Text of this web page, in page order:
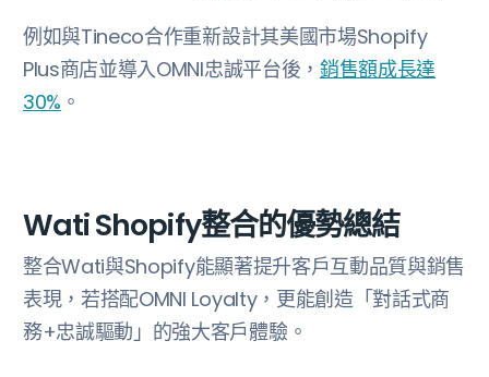
例如與Tineco合作重新設計其美國市場Shopify
Plus商店並導入OMNI忠誠平台後， 銷售額成長達
30% 。
Wati Shopify整合的優勢總結
整合Wati與Shopify能顯著提升客戶互動品質與銷售
表現，若搭配OMNI Loyalty，更能創造「對話式商
務+忠誠驅動」的強大客戶體驗。